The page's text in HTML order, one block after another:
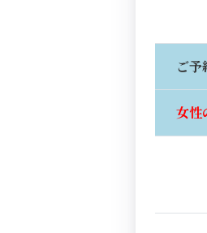
ご予
女性